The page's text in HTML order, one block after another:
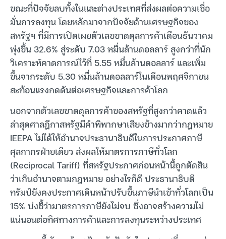
ขณะที่ปัจจัยลบทั้งในและต่างประเทศที่ส่งผลต่อความเชื่อ
มั่นการลงทุน โดยหลักมาจากปัจจัยด้านเศรษฐกิจของ
สหรัฐฯ ที่มีการเปิดเผยตัวเลขขาดดุลการค้าเดือนธันวาคม
พุ่งขึ้น 32.6% สู่ระดับ 7.03 หมื่นล้านดอลลาร์ สูงกว่าที่นัก
วิเคราะห์คาดการณ์ไว้ที่ 5.55 หมื่นล้านดอลลาร์ และเพิ่ม
ขึ้นจากระดับ 5.30 หมื่นล้านดอลลาร์ในเดือนพฤศจิกายน
สะท้อนแรงกดดันต่อเศรษฐกิจและการค้าโลก
นอกจากตัวเลขขาดดุลการค้าของสหรัฐที่สูงกว่าคาดแล้ว
ล่าสุดศาลฎีกาสหรัฐมีคำพิพากษาเสียงข้างมากว่ากฎหมาย
IEEPA ไม่ได้ให้อำนาจประธานาธิบดีในการประกาศภาษี
ศุลกากรฝ่ายเดียว ส่งผลให้มาตรการภาษีทั่วโลก
(Reciprocal Tariff) ที่สหรัฐประกาศก่อนหน้านี้ถูกตัดสิน
ว่าเกินอำนาจตามกฎหมาย อย่างไรก็ดี ประธานาธิบดี
ทรัมป์ยังคงประกาศเดินหน้าปรับขึ้นภาษีนำเข้าทั่วโลกเป็น
15% บ่งชี้ว่ามาตรการภาษียังไม่จบ ซึ่งอาจสร้างความไม่
แน่นอนต่อทิศทางการค้าและการลงทุนระหว่างประเทศ